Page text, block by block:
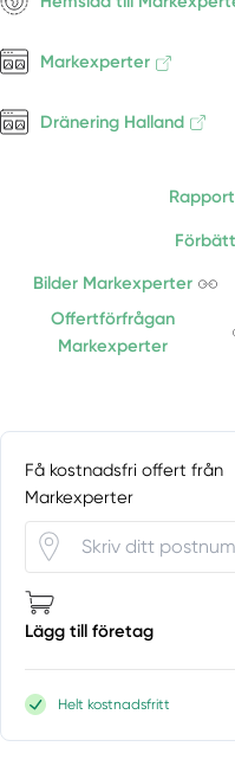
Markexperter
Dränering Halland
Bilder Markexperter
Offertförfrågan
Markexperter
Få kostnadsfri offert från
Markexperter
Lägg till företag
Helt kostnadsfritt